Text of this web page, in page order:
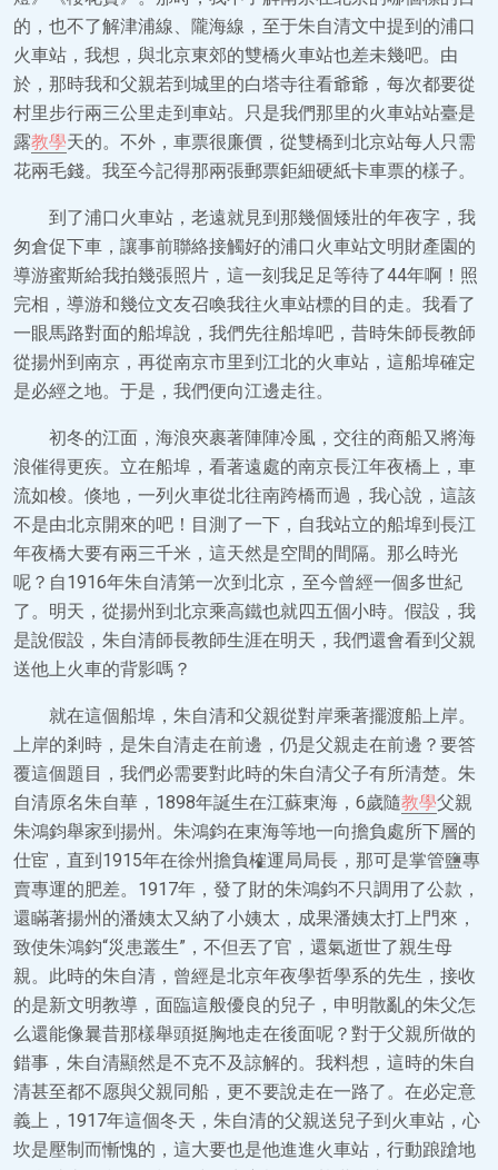
的，也不了解津浦線、隴海線，至于朱自清文中提到的浦口
火車站，我想，與北京東郊的雙橋火車站也差未幾吧。由
於，那時我和父親若到城里的白塔寺往看爺爺，每次都要從
村里步行兩三公里走到車站。只是我們那里的火車站站臺是
露教學天的。不外，車票很廉價，從雙橋到北京站每人只需
花兩毛錢。我至今記得那兩張郵票鉅細硬紙卡車票的樣子。
到了浦口火車站，老遠就見到那幾個矮壯的年夜字，我
匆倉促下車，讓事前聯絡接觸好的浦口火車站文明財產園的
導游蜜斯給我拍幾張照片，這一刻我足足等待了44年啊！照
完相，導游和幾位文友召喚我往火車站標的目的走。我看了
一眼馬路對面的船埠說，我們先往船埠吧，昔時朱師長教師
從揚州到南京，再從南京市里到江北的火車站，這船埠確定
是必經之地。于是，我們便向江邊走往。
初冬的江面，海浪夾裹著陣陣冷風，交往的商船又將海
浪催得更疾。立在船埠，看著遠處的南京長江年夜橋上，車
流如梭。倏地，一列火車從北往南跨橋而過，我心說，這該
不是由北京開來的吧！目測了一下，自我站立的船埠到長江
年夜橋大要有兩三千米，這天然是空間的間隔。那么時光
呢？自1916年朱自清第一次到北京，至今曾經一個多世紀
了。明天，從揚州到北京乘高鐵也就四五個小時。假設，我
是說假設，朱自清師長教師生涯在明天，我們還會看到父親
送他上火車的背影嗎？
就在這個船埠，朱自清和父親從對岸乘著擺渡船上岸。
上岸的剎時，是朱自清走在前邊，仍是父親走在前邊？要答
覆這個題目，我們必需要對此時的朱自清父子有所清楚。朱
自清原名朱自華，1898年誕生在江蘇東海，6歲隨教學父親
朱鴻鈞舉家到揚州。朱鴻鈞在東海等地一向擔負處所下層的
仕宦，直到1915年在徐州擔負榷運局局長，那可是掌管鹽專
賣專運的肥差。1917年，發了財的朱鴻鈞不只調用了公款，
還瞞著揚州的潘姨太又納了小姨太，成果潘姨太打上門來，
致使朱鴻鈞“災患叢生”，不但丟了官，還氣逝世了親生母
親。此時的朱自清，曾經是北京年夜學哲學系的先生，接收
的是新文明教導，面臨這般優良的兒子，申明散亂的朱父怎
么還能像曩昔那樣舉頭挺胸地走在後面呢？對于父親所做的
錯事，朱自清顯然是不克不及諒解的。我料想，這時的朱自
清甚至都不愿與父親同船，更不要說走在一路了。在必定意
義上，1917年這個冬天，朱自清的父親送兒子到火車站，心
坎是壓制而慚愧的，這大要也是他進進火車站，行動踉蹌地